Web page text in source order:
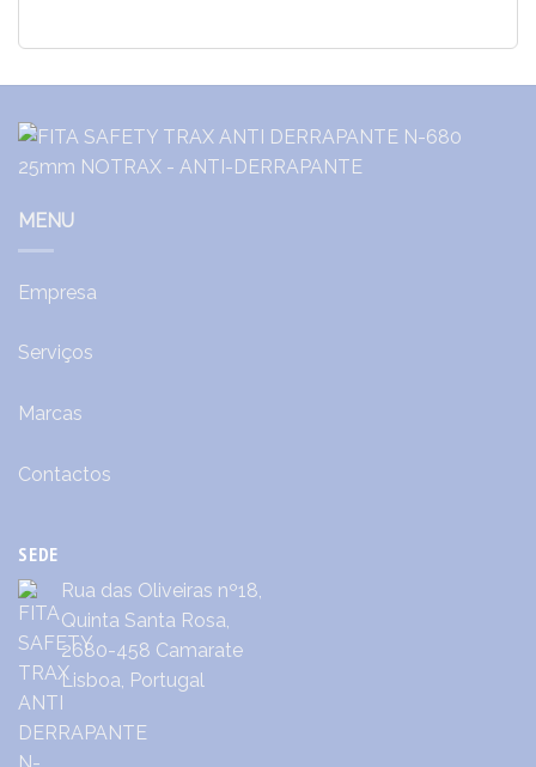
MENU
Empresa
Serviços
Marcas
Contactos
SEDE
Rua das Oliveiras nº18,
Quinta Santa Rosa,
2680-458 Camarate
Lisboa, Portugal